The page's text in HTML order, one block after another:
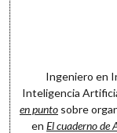
Ingeniero en
Inteligencia
en punto sobre
en El cuaderno de